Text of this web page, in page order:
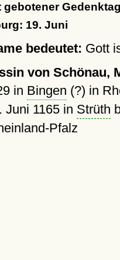
gebotener
19. Juni
bedeutet: Gott
von Schönau,
in Bingen (?) in
Juni 1165in Strüth
Pfalz